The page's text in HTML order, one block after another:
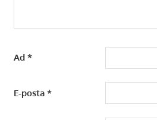
Ad *
E-posta *